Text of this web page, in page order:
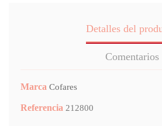
Detalles del
Comentarios
Marca Cofares
Referencia 212800